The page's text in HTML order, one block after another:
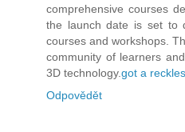
comprehensive courses
the launch date is set to
courses and workshops.
community of learners
3D technology.got a
Odpovědět